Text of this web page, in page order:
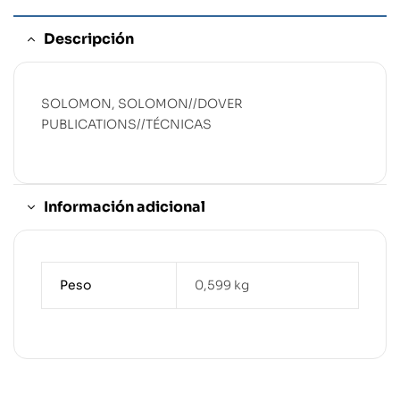
Descripción
SOLOMON, SOLOMON//DOVER
PUBLICATIONS//TÉCNICAS
Información adicional
Peso 0,599 kg